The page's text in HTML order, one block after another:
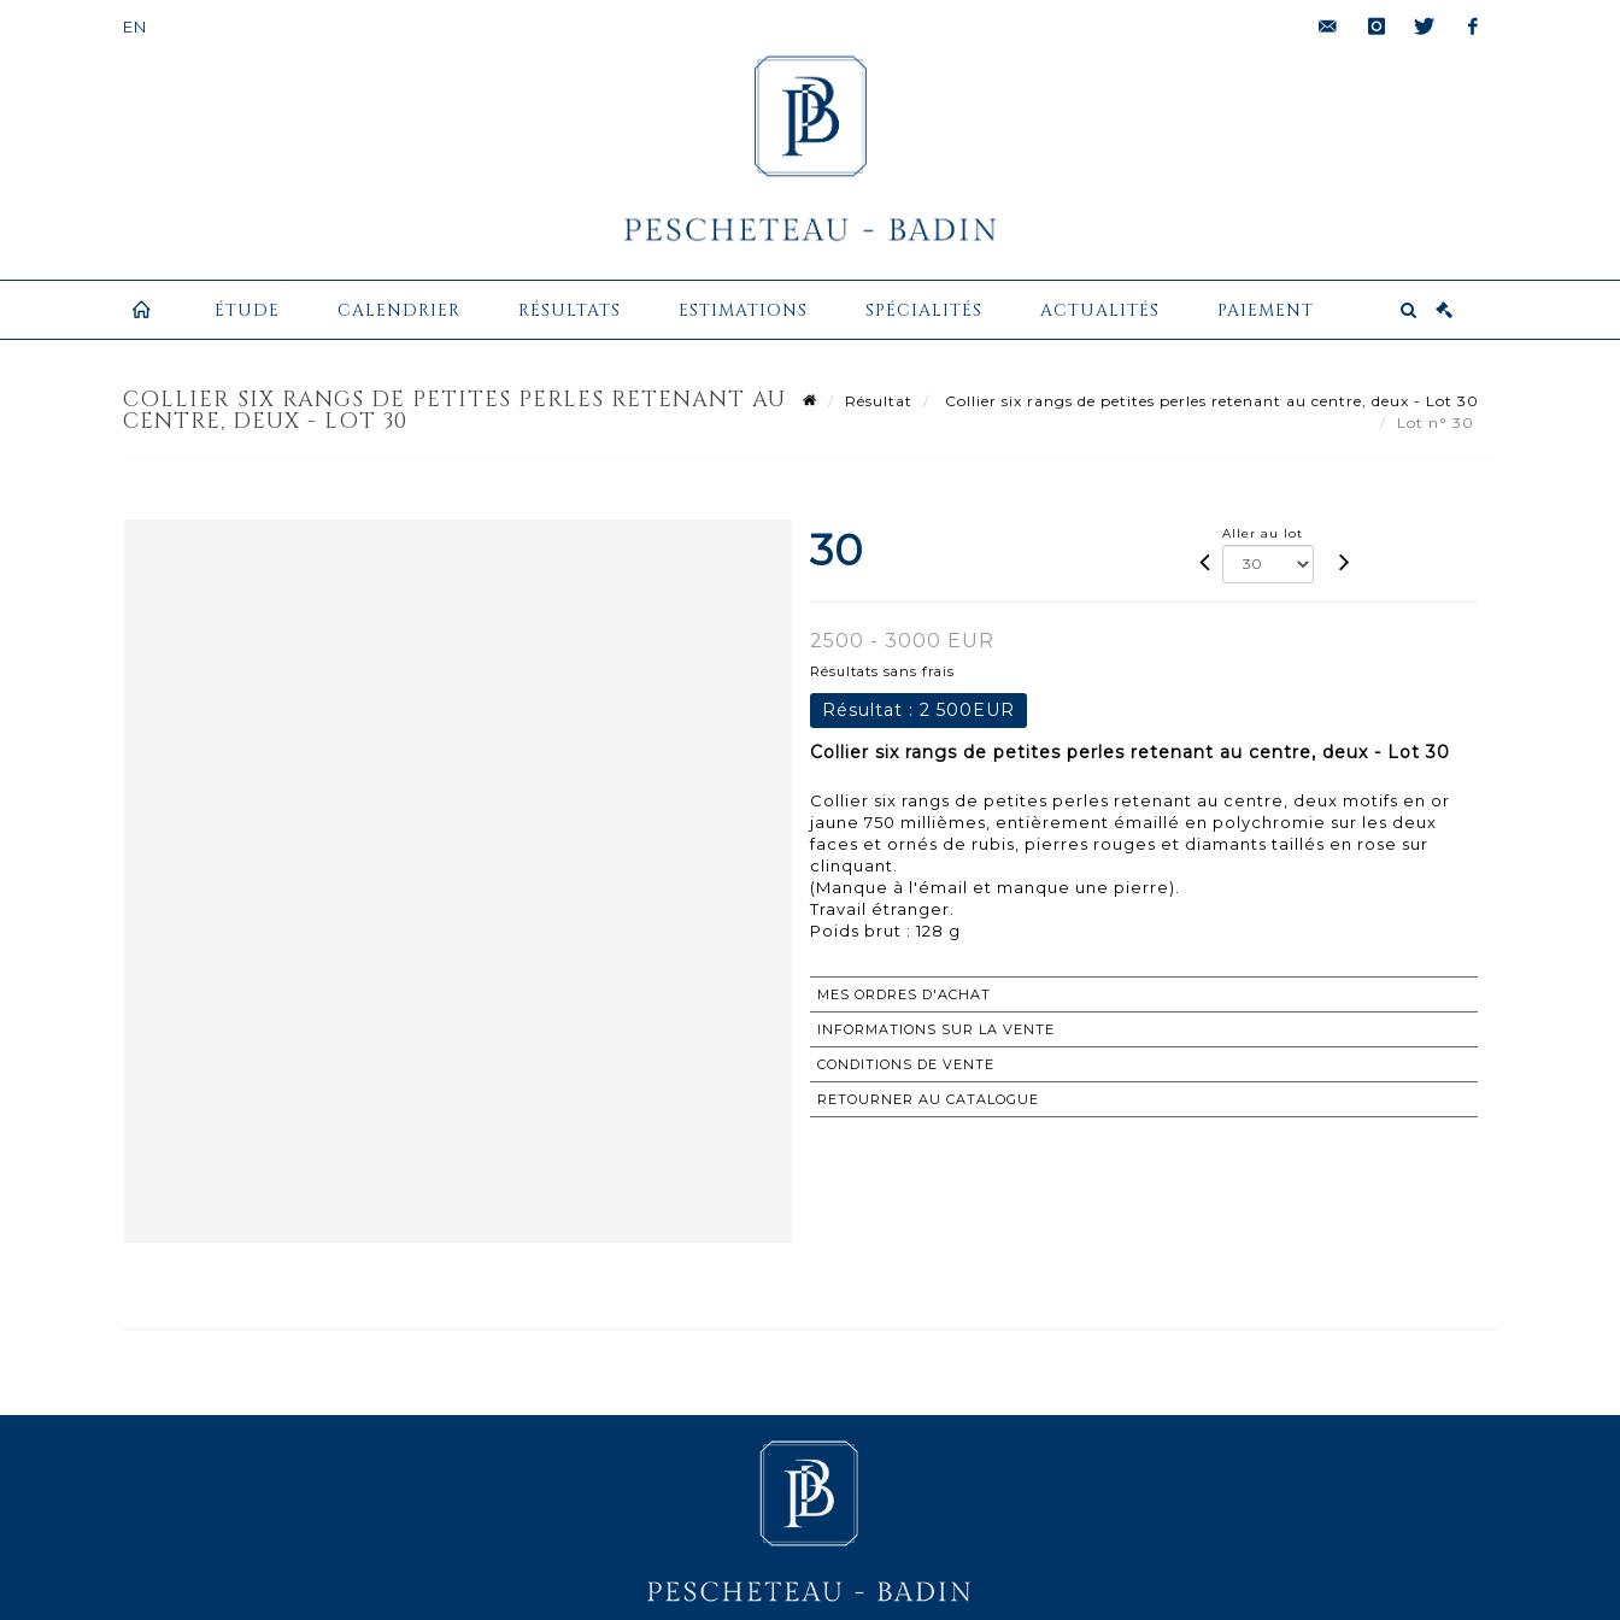
ÉTUDE CALENDRIER RÉSULTATS ESTIMATIONS SPÉCIALITÉS ACTUALITÉS PAIEMENT
COLLIER SIX RANGS DE PETITES PERLES RETENANT AU
CENTRE, DEUX - LOT 30
Résultat
Collier six rangs de petites perles retenant au centre, deux - Lot 30
Lot n° 30
30 Aller au lot
2500 - 3000 EUR
Résultats sans frais
Résultat : 2 500EUR
Collier six rangs de petites perles retenant au centre, deux - Lot 30
Collier six rangs de petites perles retenant au centre, deux motifs en or
jaune 750 millièmes, entièrement émaillé en polychromie sur les deux
faces et ornés de rubis, pierres rouges et diamants taillés en rose sur
clinquant.
(Manque à l'émail et manque une pierre).
Travail étranger.
MES ORDRES D'ACHAT
INFORMATIONS SUR LA VENTE
CONDITIONS DE VENTE
RETOURNER AU CATALOGUE